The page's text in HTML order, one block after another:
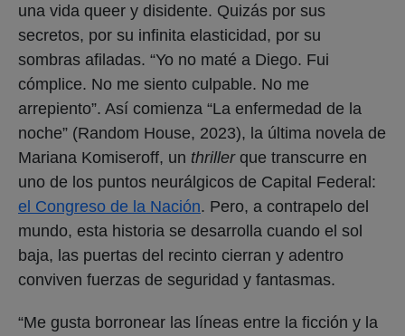
una vida queer y disidente. Quizás por sus
secretos, por su infinita elasticidad, por su
sombras afiladas. “Yo no maté a Diego. Fui
cómplice. No me siento culpable. No me
arrepiento”. Así comienza “La enfermedad de la
noche” (Random House, 2023), la última novela de
Mariana Komiseroff, un thrillerque transcurre en
uno de los puntos neurálgicos de Capital Federal:
el Congreso de la Nación. Pero, a contrapelo del
mundo, esta historia se desarrolla cuando el sol
baja, las puertas del recinto cierran y adentro
conviven fuerzas de seguridad y fantasmas.
“Me gusta borronear las líneas entre la ficción y la